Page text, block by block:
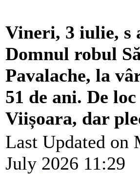
Vineri, 3 iulie, s
Domnul robul
Pavalache, la
51 de ani. De
Viișoara, dar
Last Updated on
July 2026 11:29